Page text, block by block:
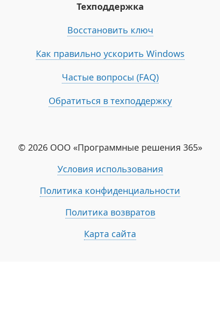
Техподдержка
Восстановить ключ
Как правильно ускорить Windows
Частые вопросы (FAQ)
Обратиться в техподдержку
© 2026 ООО «Программные решения 365»
Условия использования
Политика конфиденциальности
Политика возвратов
Карта сайта